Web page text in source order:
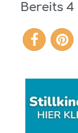
Bereits4
4